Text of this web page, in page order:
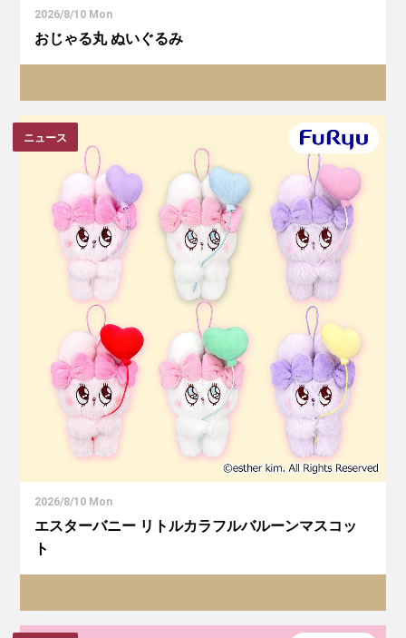
2026/8/10 Mon
おじゃる丸 ぬいぐるみ
ニュース
2026/8/10 Mon
エスターバニー リトルカラフルバルーンマスコッ
ト